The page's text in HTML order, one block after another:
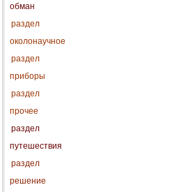
обман
раздел
околонаучное
раздел
приборы
раздел
прочее
раздел
путешествия
раздел
решение